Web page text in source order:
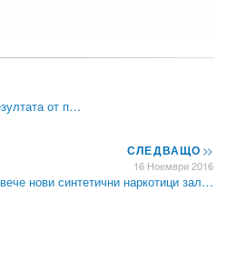
от п…
СЛЕДВАЩО>>
16 Ноември 2016
нови синтетични наркотици зал…